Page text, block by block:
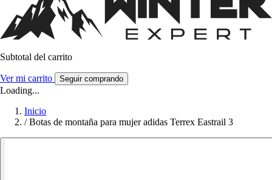
Subtotal del carrito
Ver mi carrito Seguir comprando
Loading...
Inicio
/ Botas de montaña para mujer adidas Terrex Eastrail 3